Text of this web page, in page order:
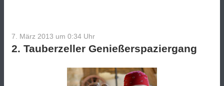
7. März 2013 um 0:34 Uhr
2. Tauberzeller Genießerspaziergang